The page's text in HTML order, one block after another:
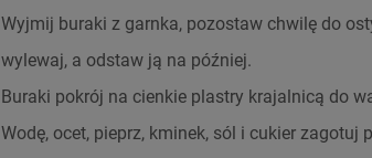
Wyjmij buraki z garnka, pozostaw chwilę do
wylewaj, a odstaw ją na później.
Buraki pokrój na cienkie plastry krajalnicą do
Wodę, ocet, pieprz, kminek, sól i cukier